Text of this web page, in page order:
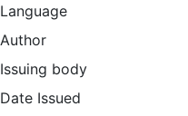
Language
Author
Issuing body
Date Issued